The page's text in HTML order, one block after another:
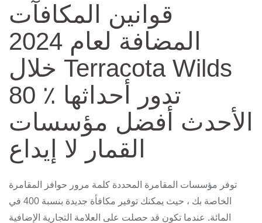
قوانين المكافآت
المضافة لعام 2024
خلال Terracota Wilds
80 ٪ تدور أحداثها
الأحدث أفضل مؤسسات
القمار لا إيداع
توفر مؤسسات المقامرة المحددة كلمة مرور حوافز المقامرة
الخاصة بك ، حيث يمكنك توفير مكافأة جديدة بنسبة 400 في
المائة. عندما تكون قد حصلت على العلامة التجارية الإضافية